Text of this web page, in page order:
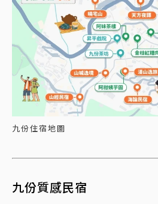
九份住宿地圖
九份質感民宿